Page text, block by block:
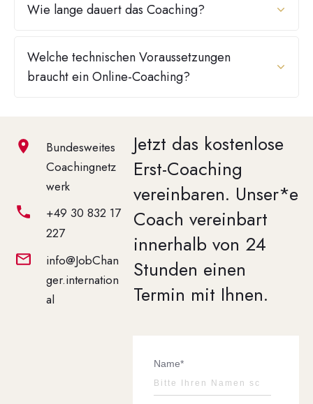
Wie lange dauert das Coaching?
Welche technischen Voraussetzungen
braucht ein Online-Coaching?
Bundesweites
Coachingnetz
werk
+49 30 832 17
227
info@JobChan
ger.internation
al
Jetzt das kostenlose
Erst-Coaching
vereinbaren. Unser*e
Coach vereinbart
innerhalb von 24
Stunden einen
Termin mit Ihnen.
Name*